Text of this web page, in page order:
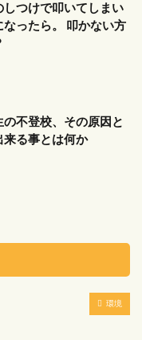
しつけで叩いてしまい
なったら。 叩かない方
の不登校、その原因と
来る事とは何か
環境